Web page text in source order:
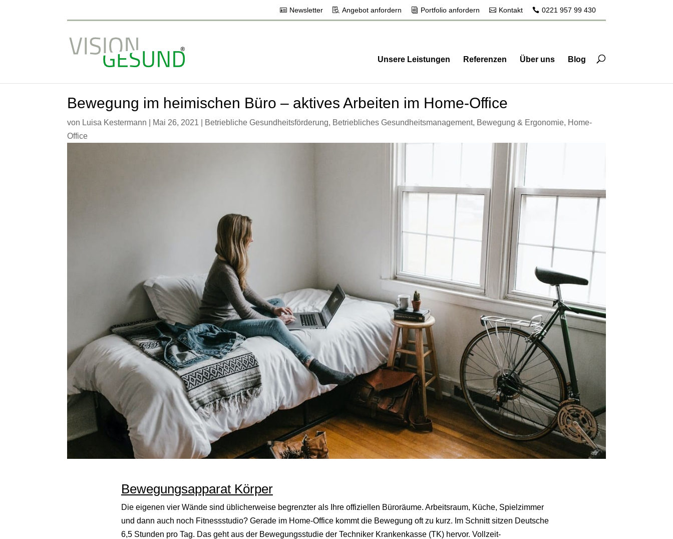
Newsletter Angebot anfordern Portfolio anfordern Kontakt 0221 957 99 430
Unsere Leistungen Referenzen Über uns Blog
Bewegung im heimischen Büro – aktives Arbeiten im Home-Office
von Luisa Kestermann Mai 26, 2021 Betriebliche Gesundheitsförderung, Betriebliches Gesundheitsmanagement, Bewegung & Ergonomie, Home-
Office
Bewegungsapparat Körper
Die eigenen vier Wände sind üblicherweise begrenzter als Ihre offiziellen Büroräume. Arbeitsraum, Küche, Spielzimmer
und dann auch noch Fitnessstudio? Gerade im Home-Office kommt die Bewegung oft zu kurz. Im Schnitt sitzen Deutsche
6,5 Stunden pro Tag. Das geht aus der Bewegungsstudie der Techniker Krankenkasse (TK) hervor. Vollzeit-